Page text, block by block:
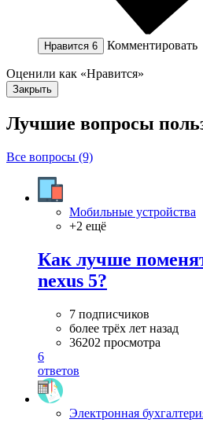
Нравится 6 Комментировать
Оценили как «Нравится»
Закрыть
Лучшие вопросы
Все вопросы (9)
Мобильные устройства
+2 ещё
Как лучше
nexus 5?
7 подписчиков
более трёх лет назад
36202 просмотра
6
ответов
Электронная